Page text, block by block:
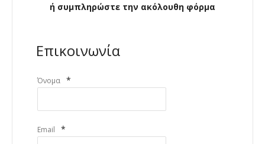
ή συμπληρώστε την ακόλουθη φόρμα
Επικοινωνία
Όνομα *
Email *